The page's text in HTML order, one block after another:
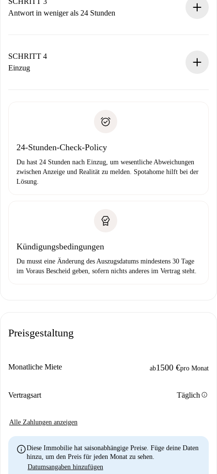
Vermieter zustimmt.
Antwort in weniger als 24 Stunden
stellen den Kontakt her.
Wenn der Vermieter ablehnen muss, entstehen keine
SCHRITT 4
Einzug
24-Stunden-Check-Policy
Du hast 24 Stunden nach Einzug, um wesentliche Abweichungen
zwischen Anzeige und Realität zu melden. Spotahome hilft bei der
Lösung.
Kündigungsbedingungen
Du musst eine Änderung des Auszugsdatums mindestens 30 Tage
im Voraus Bescheid geben, sofern nichts anderes im Vertrag steht.
Preisgestaltung
Monatliche Miete ab1500 €pro Monat
Vertragsart Täglich info
Alle Zahlungen anzeigen
infoDiese Immobilie hat saisonabhängige Preise. Füge deine Daten
hinzu, um den Preis für jeden Monat zu sehen.
Datumsangaben hinzufügen